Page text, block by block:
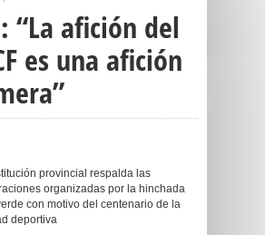
“La afición del
es una afición
provincial respalda las
organizadas por la hinchada
con motivo del centenario de la
deportiva